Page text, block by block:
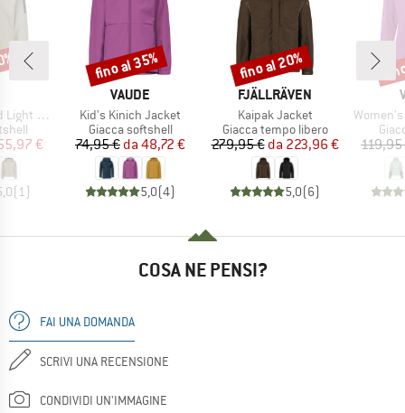
ridotto
€
(1)
MARCHIO
VAUDE
Articolo
Kid's Kinich Jacket
Gruppo di prodotti
Giacca softshell
Prezzo
74,95 € Prezzo ridotto
da 48,72 €
5,0(4)
Sconto
fino al 35%
MARCHIO
FJÄLLRÄVEN
Articolo
Kaipak Jacket
Gruppo di prodotti
Giacca tempo libero
Prezzo
279,95 € Prezzo ridotto
da 223,96 €
5,0(6)
Sconto
fino al 20%
Articolo
119,95
COSA NE PENSI?
FAI UNA DOMANDA
SCRIVI UNA RECENSIONE
CONDIVIDI UN'IMMAGINE